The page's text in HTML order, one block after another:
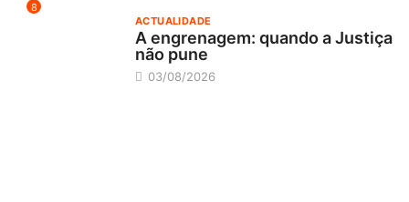
8
ACTUALIDADE
A engrenagem: quando a Justiça
não pune
03/08/2026